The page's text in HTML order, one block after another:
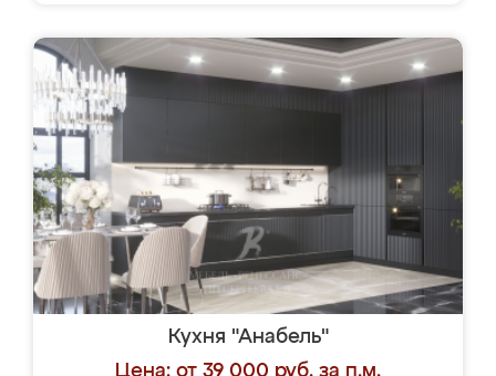
Кухня "Анабель"
Цена: от 39 000 руб. за п.м.